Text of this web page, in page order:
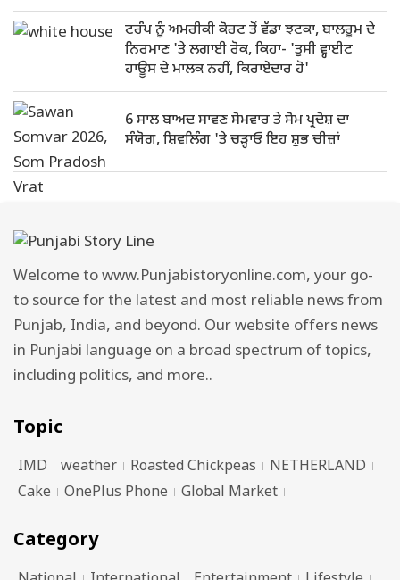
ਟਰੰਪ ਨੂੰ ਅਮਰੀਕੀ ਕੋਰਟ ਤੋਂ ਵੱਡਾ ਝਟਕਾ, ਬਾਲਰੂਮ ਦੇ
ਨਿਰਮਾਣ 'ਤੇ ਲਗਾਈ ਰੋਕ, ਕਿਹਾ- 'ਤੁਸੀ ਵ੍ਹਾਈਟ
ਹਾਊਸ ਦੇ ਮਾਲਕ ਨਹੀਂ, ਕਿਰਾਏਦਾਰ ਹੋ'
6 ਸਾਲ ਬਾਅਦ ਸਾਵਣ ਸੋਮਵਾਰ ਤੇ ਸੋਮ ਪ੍ਰਦੋਸ਼ ਦਾ
ਸੰਯੋਗ, ਸ਼ਿਵਲਿੰਗ 'ਤੇ ਚੜ੍ਹਾਓ ਇਹ ਸ਼ੁਭ ਚੀਜ਼ਾਂ
Welcome to www.Punjabistoryonline.com, your go-
to source for the latest and most reliable news from
Punjab, India, and beyond. Our website offers news
in Punjabi language on a broad spectrum of topics,
including politics, and more..
Topic
IMD weather Roasted Chickpeas
NETHERLAND
Cake
OnePlus Phone Global Market
Category